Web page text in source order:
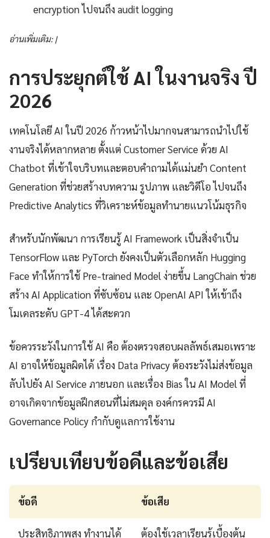
encryption ไปจนถึง audit logging
อ่านเพิ่มเติม: |
การประยุกต์ใช้ AI ในงานจริง ปี
2026
เทคโนโลยี AI ในปี 2026 ก้าวหน้าไปมากจนสามารถนำไปใช้
งานจริงได้หลากหลาย ตั้งแต่ Customer Service ด้วย AI
Chatbot ที่เข้าใจบริบทและตอบคำถามได้แม่นยำ Content
Generation ที่ช่วยสร้างบทความ รูปภาพ และวิดีโอ ไปจนถึง
Predictive Analytics ที่วิเคราะห์ข้อมูลทำนายแนวโน้มธุรกิจ
สำหรับนักพัฒนา การเรียนรู้ AI Framework เป็นสิ่งจำเป็น
TensorFlow และ PyTorch ยังคงเป็นตัวเลือกหลัก Hugging
Face ทำให้การใช้ Pre-trained Model ง่ายขึ้น LangChain ช่วย
สร้าง AI Application ที่ซับซ้อน และ OpenAI API ให้เข้าถึง
โมเดลระดับ GPT-4 ได้สะดวก
ข้อควรระวังในการใช้ AI คือ ต้องตรวจสอบผลลัพธ์เสมอเพราะ
AI อาจให้ข้อมูลผิดได้ เรื่อง Data Privacy ต้องระวังไม่ส่งข้อมูล
ลับไปยัง AI Service ภายนอก และเรื่อง Bias ใน AI Model ที่
อาจเกิดจากข้อมูลฝึกสอนที่ไม่สมดุล องค์กรควรมี AI
Governance Policy กำกับดูแลการใช้งาน
เปรียบเทียบข้อดีและข้อเสีย
ข้อดี ข้อเสีย
ประสิทธิภาพสูง ทำงานได้
ต้องใช้เวลาเรียนรู้เบื้องต้น